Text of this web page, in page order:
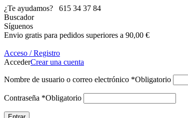
¿Te ayudamos?
615 34 37 84
Buscador
Síguenos
Envio gratis para pedidos superiores a 90,00 €
Acceso / Registro
AccederCrear una cuenta
Nombre de usuario o correo electrónico *Obligatorio
Contraseña *Obligatorio